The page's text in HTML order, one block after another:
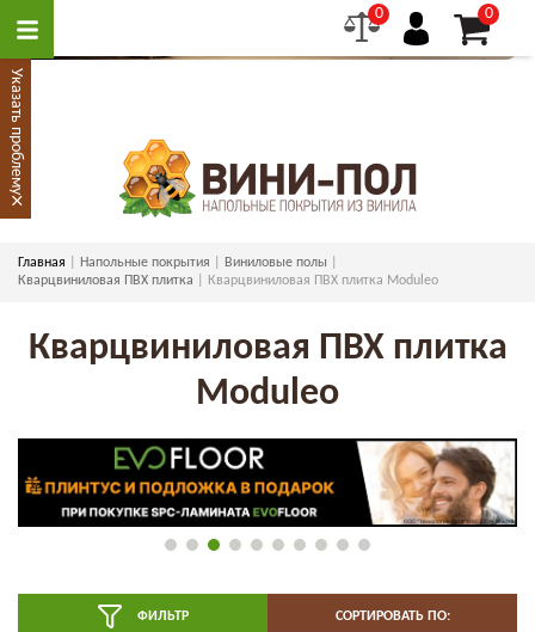
0 0
Главная Напольные покрытия
Виниловые полы
Кварцвиниловая ПВХ плитка
Кварцвиниловая ПВХ плитка Moduleo
Кварцвиниловая ПВХ плитка
Moduleo
ФИЛЬТР СОРТИРОВАТЬ ПО:
Указать проблему
×